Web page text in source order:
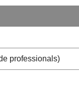
professionals)